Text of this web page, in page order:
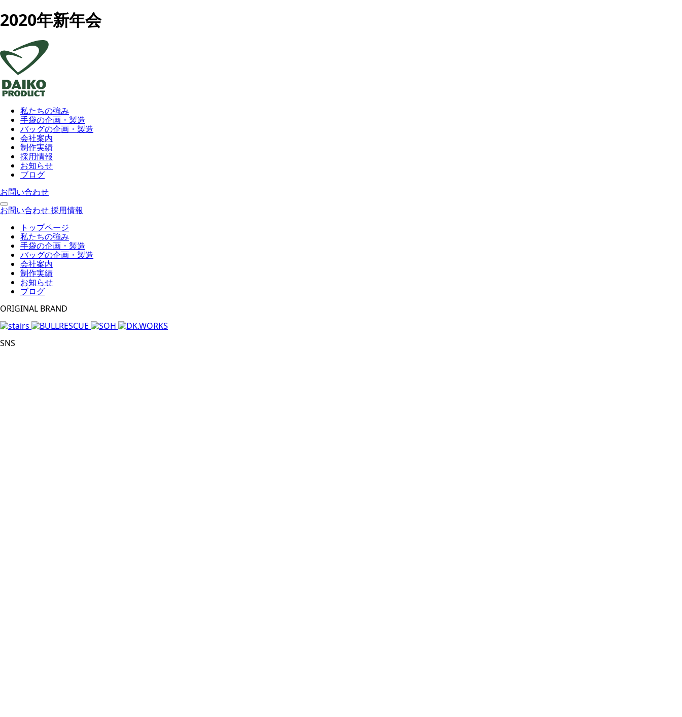
2020年新年会
私たちの強み
手袋の企画・製造
バッグの企画・製造
会社案内
制作実績
採用情報
お知らせ
ブログ
お問い合わせ
お問い合わせ採用情報
トップページ
私たちの強み
手袋の企画・製造
バッグの企画・製造
会社案内
制作実績
お知らせ
ブログ
ORIGINAL BRAND
SNS